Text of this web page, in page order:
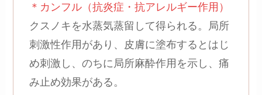
＊カンフル（抗炎症・抗アレルギー作用）
クスノキを水蒸気蒸留して得られる。局所
刺激性作用があり、皮膚に塗布するとはじ
め刺激し、のちに局所麻酔作用を示し、痛
み止め効果がある。